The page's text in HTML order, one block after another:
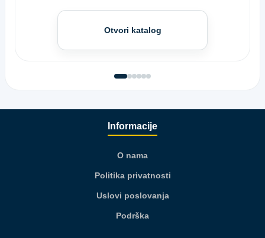
Otvori katalog
Informacije
O nama
Politika privatnosti
Uslovi poslovanja
Podrška